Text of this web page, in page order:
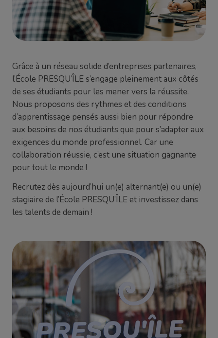
Grâce à un réseau solide d’entreprises partenaires,
l’École PRESQU’ÎLE s’engage pleinement aux côtés
de ses étudiants pour les mener vers la réussite.
Nous proposons des rythmes et des conditions
d’apprentissage pensés aussi bien pour répondre
aux besoins de nos étudiants que pour s’adapter aux
exigences du monde professionnel. Car une
collaboration réussie, c’est une situation gagnante
pour tout le monde !
Recrutez dès aujourd’hui un(e) alternant(e) ou un(e)
stagiaire de l’École PRESQU’ÎLE et investissez dans
les talents de demain !